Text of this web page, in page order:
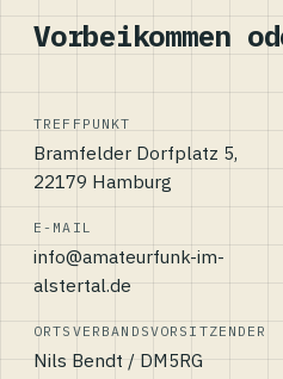
Vorbeikommen
TREFFPUNKT
Bramfelder Dorfplatz 5,
22179 Hamburg
E-MAIL
info@amateurfunk-im-
alstertal.de
ORTSVERBANDSVORSITZENDER
Nils Bendt / DM5RG